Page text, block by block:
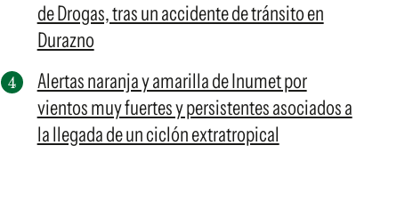
de Drogas, tras un accidente de tránsito en
Durazno
Alertas naranja y amarilla de Inumet por
vientos muy fuertes y persistentes asociados a
la llegada de un ciclón extratropical